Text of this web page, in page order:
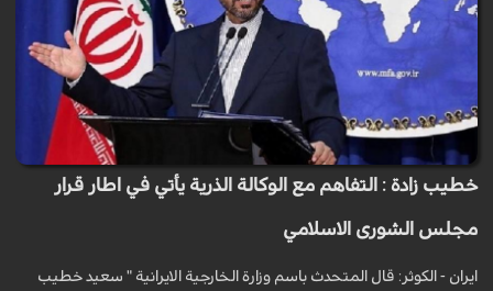
خطيب زادة : التفاهم مع الوكالة الذرية يأتي في اطار قرار
مجلس الشورى الاسلامي
ايران - الكوثر: قال المتحدث باسم وزارة الخارجية الايرانية " سعيد خطيب